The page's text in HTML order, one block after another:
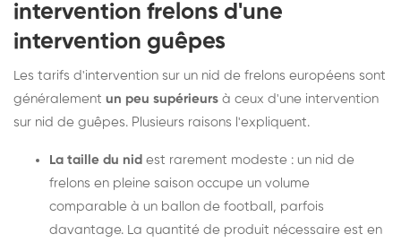
intervention frelons d'une
intervention guêpes
Les tarifs d'intervention sur un nid de frelons européens sont
généralement un peu supérieurs à ceux d'une intervention
sur nid de guêpes. Plusieurs raisons l'expliquent.
La taille du nid est rarement modeste : un nid de
frelons en pleine saison occupe un volume
comparable à un ballon de football, parfois
davantage. La quantité de produit nécessaire est en